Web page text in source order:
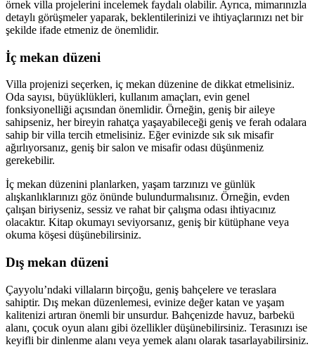
örnek villa projelerini incelemek faydalı olabilir. Ayrıca, mimarınızla
detaylı görüşmeler yaparak, beklentilerinizi ve ihtiyaçlarınızı net bir
şekilde ifade etmeniz de önemlidir.
İç mekan düzeni
Villa projenizi seçerken, iç mekan düzenine de dikkat etmelisiniz.
Oda sayısı, büyüklükleri, kullanım amaçları, evin genel
fonksiyonelliği açısından önemlidir. Örneğin, geniş bir aileye
sahipseniz, her bireyin rahatça yaşayabileceği geniş ve ferah odalara
sahip bir villa tercih etmelisiniz. Eğer evinizde sık sık misafir
ağırlıyorsanız, geniş bir salon ve misafir odası düşünmeniz
gerekebilir.
İç mekan düzenini planlarken, yaşam tarzınızı ve günlük
alışkanlıklarınızı göz önünde bulundurmalısınız. Örneğin, evden
çalışan biriyseniz, sessiz ve rahat bir çalışma odası ihtiyacınız
olacaktır. Kitap okumayı seviyorsanız, geniş bir kütüphane veya
okuma köşesi düşünebilirsiniz.
Dış mekan düzeni
Çayyolu’ndaki villaların birçoğu, geniş bahçelere ve teraslara
sahiptir. Dış mekan düzenlemesi, evinize değer katan ve yaşam
kalitenizi artıran önemli bir unsurdur. Bahçenizde havuz, barbekü
alanı, çocuk oyun alanı gibi özellikler düşünebilirsiniz. Terasınızı ise
keyifli bir dinlenme alanı veya yemek alanı olarak tasarlayabilirsiniz.